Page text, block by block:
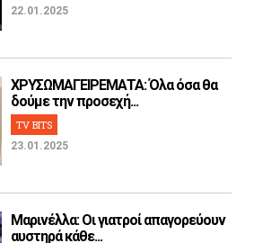
22.01.2025
ΧΡΥΣΩΜΑΓΕΙΡΕΜΑΤΑ: Όλα όσα θα
δούμε την προσεχή...
TV BITS
23.01.2025
Μαρινέλλα: Οι γιατροί απαγορεύουν
αυστηρά κάθε...